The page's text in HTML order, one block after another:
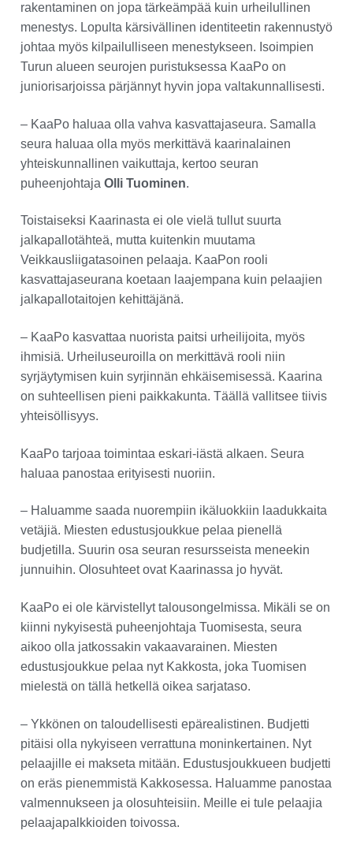
rakentaminen on jopa tärkeämpää kuin urheilullinen
menestys. Lopulta kärsivällinen identiteetin rakennustyö
johtaa myös kilpailulliseen menestykseen. Isoimpien
Turun alueen seurojen puristuksessa KaaPo on
juniorisarjoissa pärjännyt hyvin jopa valtakunnallisesti.
– KaaPo haluaa olla vahva kasvattajaseura. Samalla
seura haluaa olla myös merkittävä kaarinalainen
yhteiskunnallinen vaikuttaja, kertoo seuran
puheenjohtaja Olli Tuominen.
Toistaiseksi Kaarinasta ei ole vielä tullut suurta
jalkapallotähteä, mutta kuitenkin muutama
Veikkausliigatasoinen pelaaja. KaaPon rooli
kasvattajaseurana koetaan laajempana kuin pelaajien
jalkapallotaitojen kehittäjänä.
– KaaPo kasvattaa nuorista paitsi urheilijoita, myös
ihmisiä. Urheiluseuroilla on merkittävä rooli niin
syrjäytymisen kuin syrjinnän ehkäisemisessä. Kaarina
on suhteellisen pieni paikkakunta. Täällä vallitsee tiivis
yhteisöllisyys.
KaaPo tarjoaa toimintaa eskari-iästä alkaen. Seura
haluaa panostaa erityisesti nuoriin.
– Haluamme saada nuorempiin ikäluokkiin laadukkaita
vetäjiä. Miesten edustusjoukkue pelaa pienellä
budjetilla. Suurin osa seuran resursseista meneekin
junnuihin. Olosuhteet ovat Kaarinassa jo hyvät.
KaaPo ei ole kärvistellyt talousongelmissa. Mikäli se on
kiinni nykyisestä puheenjohtaja Tuomisesta, seura
aikoo olla jatkossakin vakaavarainen. Miesten
edustusjoukkue pelaa nyt Kakkosta, joka Tuomisen
mielestä on tällä hetkellä oikea sarjataso.
– Ykkönen on taloudellisesti epärealistinen. Budjetti
pitäisi olla nykyiseen verrattuna moninkertainen. Nyt
pelaajille ei makseta mitään. Edustusjoukkueen budjetti
on eräs pienemmistä Kakkosessa. Haluamme panostaa
valmennukseen ja olosuhteisiin. Meille ei tule pelaajia
pelaajapalkkioiden toivossa.